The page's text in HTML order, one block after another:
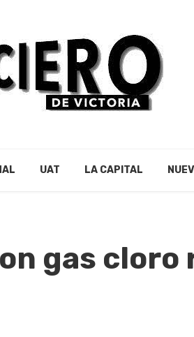
UAT LA CAPITAL
gas cloro